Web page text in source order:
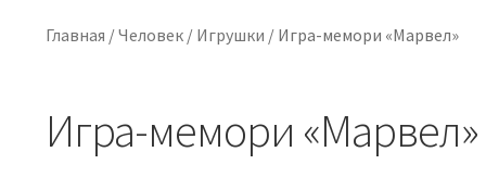
Главная /Человек/ Игрушки / Игра-мемори «Марвел»
Игра-мемори «Марвел»